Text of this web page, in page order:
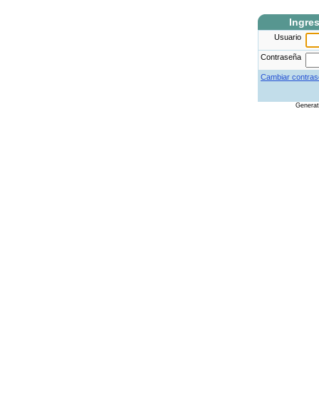
Usuario
Contraseña
Cambiar